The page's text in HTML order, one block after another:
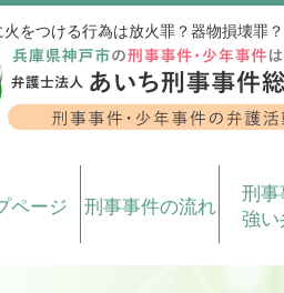
火をつける行為は放火罪？器物損壊罪？
ページ 刑事事件の流れ
刑
強